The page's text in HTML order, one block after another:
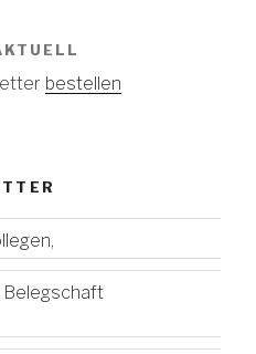
bestellen
Belegschaft